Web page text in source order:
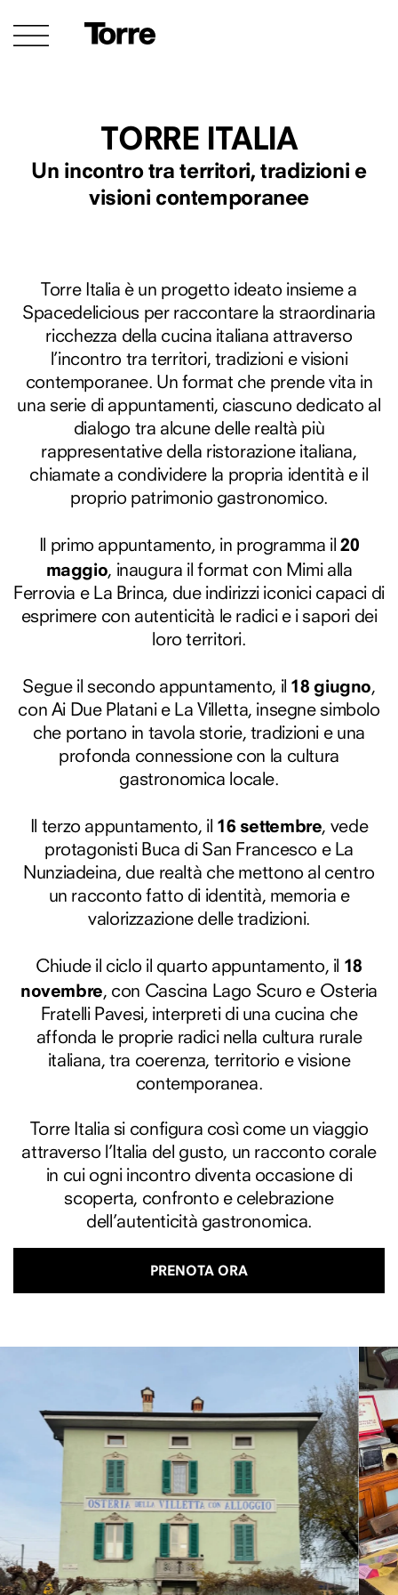
TORRE ITALIA
Un incontro tra territori, tradizioni e
visioni contemporanee
Torre Italia è un progetto ideato insieme a
Spacedelicious per raccontare la straordinaria
ricchezza della cucina italiana attraverso
l’incontro tra territori, tradizioni e visioni
contemporanee. Un format che prende vita in
una serie di appuntamenti, ciascuno dedicato al
dialogo tra alcune delle realtà più
rappresentative della ristorazione italiana,
chiamate a condividere la propria identità e il
proprio patrimonio gastronomico.
Il primo appuntamento, in programma il 20
maggio, inaugura il format con Mimi alla
Ferrovia e La Brinca, due indirizzi iconici capaci di
esprimere con autenticità le radici e i sapori dei
loro territori.
Segue il secondo appuntamento, il 18 giugno,
con Ai Due Platani e La Villetta, insegne simbolo
che portano in tavola storie, tradizioni e una
profonda connessione con la cultura
gastronomica locale.
Il terzo appuntamento, il 16 settembre, vede
protagonisti Buca di San Francesco e La
Nunziadeina, due realtà che mettono al centro
un racconto fatto di identità, memoria e
valorizzazione delle tradizioni.
Chiude il ciclo il quarto appuntamento, il 18
novembre, con Cascina Lago Scuro e Osteria
Fratelli Pavesi, interpreti di una cucina che
affonda le proprie radici nella cultura rurale
italiana, tra coerenza, territorio e visione
contemporanea.
Torre Italia si configura così come un viaggio
attraverso l’Italia del gusto, un racconto corale
in cui ogni incontro diventa occasione di
scoperta, confronto e celebrazione
dell’autenticità gastronomica.
PRENOTA ORA